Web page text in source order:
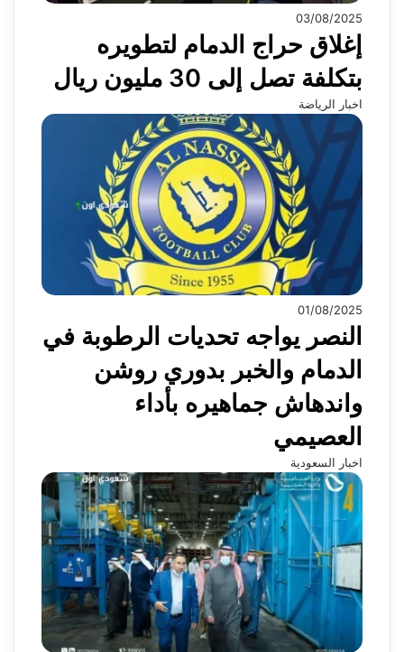
03/08/2025
إغلاق حراج الدمام لتطويره
بتكلفة تصل إلى 30 مليون ريال
اخبار الرياضة
01/08/2025
النصر يواجه تحديات الرطوبة في
الدمام والخبر بدوري روشن
واندهاش جماهيره بأداء
العصيمي
اخبار السعودية